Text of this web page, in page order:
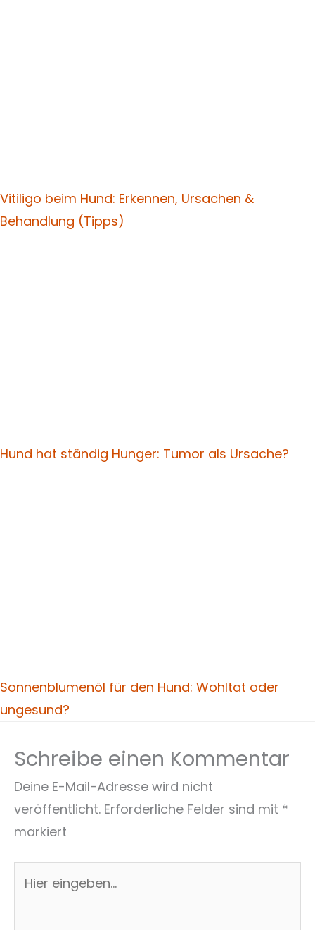
Vitiligo beim Hund: Erkennen, Ursachen &
Behandlung (Tipps)
Hund hat ständig Hunger: Tumor als Ursache?
Sonnenblumenöl für den Hund: Wohltat oder
ungesund?
Schreibe einen Kommentar
Deine E-Mail-Adresse wird nicht
veröffentlicht. Erforderliche Felder sind mit *
markiert
eingeben…